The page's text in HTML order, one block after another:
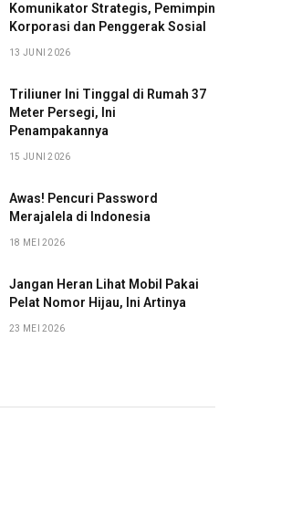
Komunikator Strategis, Pemimpin
Korporasi dan Penggerak Sosial
13 JUNI 2026
Triliuner Ini Tinggal di Rumah 37
Meter Persegi, Ini
Penampakannya
15 JUNI 2026
Awas! Pencuri Password
Merajalela di Indonesia
18 MEI 2026
Jangan Heran Lihat Mobil Pakai
Pelat Nomor Hijau, Ini Artinya
23 MEI 2026